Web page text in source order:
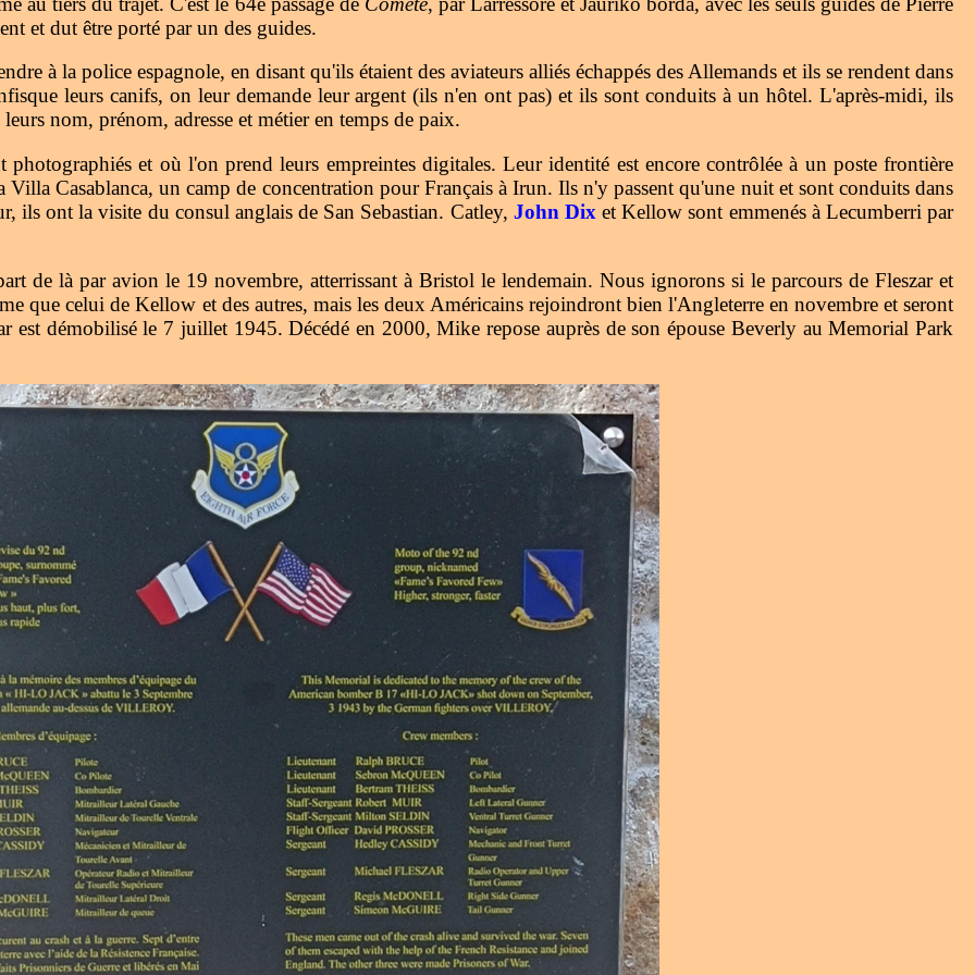
et dut être porté par un des guides.
à la police espagnole, en disant qu'ils étaient des aviateurs alliés échappés des Allemands et ils se rendent dans
leurs canifs, on leur demande leur argent (ils n'en ont pas) et ils sont conduits à un hôtel. L'après-midi, ils
nom, prénom, adresse et métier en temps de paix.
et où l'on prend leurs empreintes digitales. Leur identité est encore contrôlée à un poste frontière
Casablanca, un camp de concentration pour Français à Irun. Ils n'y passent qu'une nuit et sont conduits dans
ils ont la visite du consul anglais de San Sebastian. Catley, John Dix et Kellow sont emmenés à Lecumberri par
de là par avion le 19 novembre, atterrissant à Bristol le lendemain. Nous ignorons si le parcours de Fleszar et
que celui de Kellow et des autres, mais les deux Américains rejoindront bien l'Angleterre en novembre et seront
est démobilisé le 7 juillet 1945. Décédé en 2000, Mike repose auprès de son épouse Beverly au Memorial Park